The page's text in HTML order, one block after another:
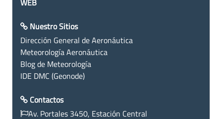
WEB
Nuestro Sitios
Dirección General de Aeronáutica
Meteorología Aeronáutica
Blog de Meteorología
IDE DMC (Geonode)
Contactos
Av. Portales 3450, Estación Central